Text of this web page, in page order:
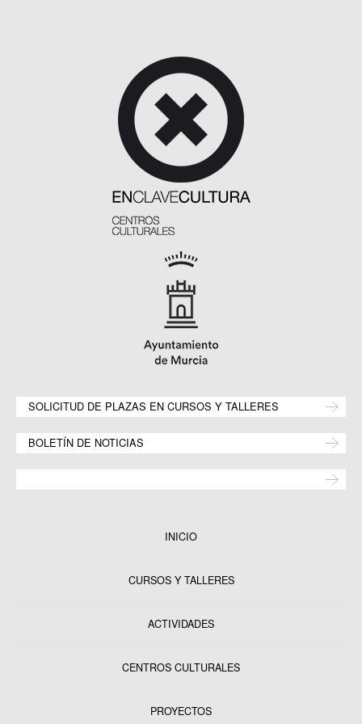
SOLICITUD DE PLAZAS EN CURSOS Y TALLERES
BOLETÍN DE NOTICIAS
INICIO
CURSOS Y TALLERES
ACTIVIDADES
CENTROS CULTURALES
PROYECTOS